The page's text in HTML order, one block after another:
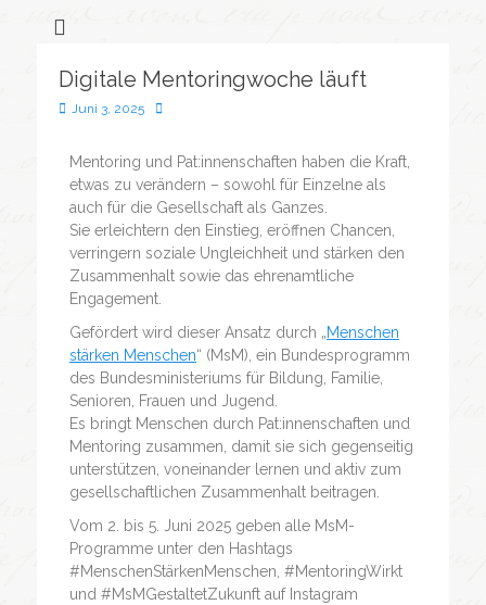
Göttingen
Wohnanlagen
Digitale Mentoringwoche läuft
Juni 3, 2025
Mentoring und Pat:innenschaften haben die Kraft,
etwas zu verändern – sowohl für Einzelne als
auch für die Gesellschaft als Ganzes.
Sie erleichtern den Einstieg, eröffnen Chancen,
verringern soziale Ungleichheit und stärken den
Zusammenhalt sowie das ehrenamtliche
Engagement.
Gefördert wird dieser Ansatz durch „Menschen
stärken Menschen“ (MsM), ein Bundesprogramm
des Bundesministeriums für Bildung, Familie,
Senioren, Frauen und Jugend.
Es bringt Menschen durch Pat:innenschaften und
Mentoring zusammen, damit sie sich gegenseitig
unterstützen, voneinander lernen und aktiv zum
gesellschaftlichen Zusammenhalt beitragen.
Vom 2. bis 5. Juni 2025 geben alle MsM-
Programme unter den Hashtags
#MenschenStärkenMenschen, #MentoringWirkt
und #MsMGestaltetZukunft auf Instagram